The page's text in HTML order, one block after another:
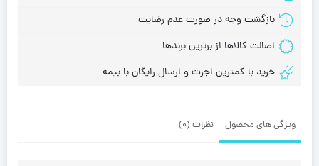
بازگشت وجه در صورت عدم رضایت
اصالت کالاها از برترین برندها
خرید با کمترین اجرت و ارسال رایگان با بیمه
ویژگی های محصول نظرات (0)